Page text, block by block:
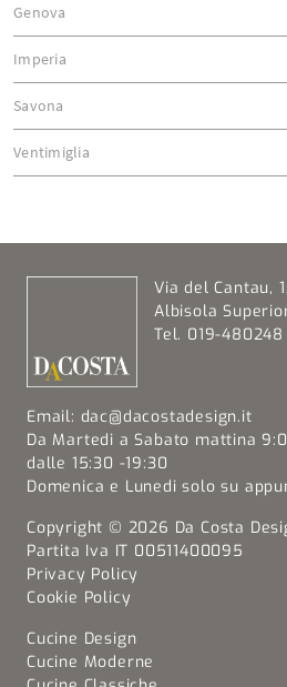
Genova
Imperia
Savona
Ventimiglia
Via del Cantau,
Albisola
Tel. 019-
Email: dac@dacostadesign.it
Da Martedi a Sabato mattina
dalle 15:30 -19:30
Domenica e Lunedi solo su
Copyright © 2026 Da Costa
Partita Iva IT 00511400095
Privacy Policy
Cookie Policy
Cucine Design
Cucine Moderne